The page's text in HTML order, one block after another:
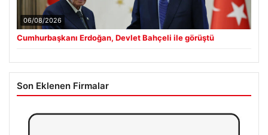
06/08/2026
Cumhurbaşkanı Erdoğan, Devlet Bahçeli ile görüştü
Son Eklenen Firmalar